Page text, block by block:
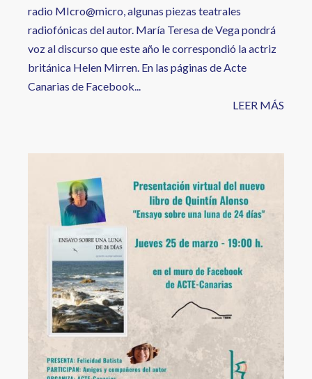
radio MIcro@micro, algunas piezas teatrales
radiofónicas del autor. María Teresa de Vega pondrá
voz al discurso que este año le correspondió la actriz
británica Helen Mirren. En las páginas de Acte
Canarias de Facebook...
LEER MÁS